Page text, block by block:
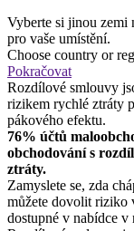
Vyberte si jinou zemi
pro vaše umístění.
Choose country or
Pokračovat
Rozdílové smlouvy
rizikem rychlé ztráty
pákového efektu.
76% účtů
obchodování s
ztráty.
Zamyslete se, zda
můžete dovolit riziko
dostupné v nabídce